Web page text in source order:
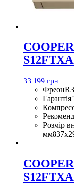
33 199 грн
Фреон
Гарантія
Розмір
мм